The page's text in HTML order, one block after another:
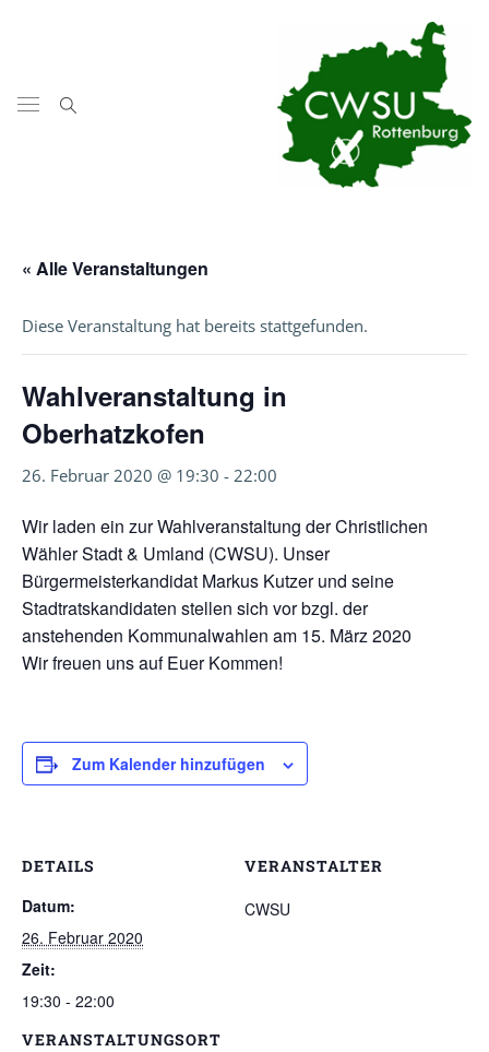
« Alle Veranstaltungen
Diese Veranstaltung hat bereits stattgefunden.
Wahlveranstaltung in
Oberhatzkofen
26. Februar 2020 @ 19:30 - 22:00
Wir laden ein zur Wahlveranstaltung der Christlichen
Wähler Stadt & Umland (CWSU). Unser
Bürgermeisterkandidat Markus Kutzer und seine
Stadtratskandidaten stellen sich vor bzgl. der
anstehenden Kommunalwahlen am 15. März 2020
Wir freuen uns auf Euer Kommen!
Zum Kalender hinzufügen
DETAILS
Datum:
26. Februar 2020
Zeit:
19:30 - 22:00
VERANSTALTUNGSORT
VERANSTALTER
CWSU